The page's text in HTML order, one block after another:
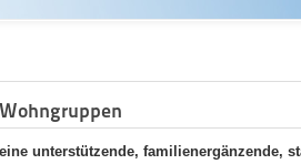
unterstützende, familienergänzende,